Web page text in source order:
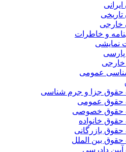
تاریخی
خارجی
و خاطرات
نمایشی
عمومی
حقوق جزا و جرم شناسی
حقوق عمومی
حقوق خصوصی
خانواده
بازرگانی
حقوق بین الملل
دادرسی